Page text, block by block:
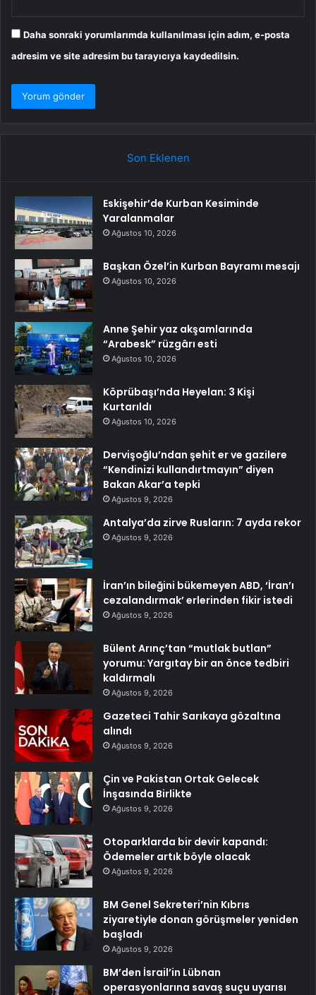
Daha sonraki yorumlarımda kullanılması için adım, e-posta
adresim ve site adresim bu tarayıcıya kaydedilsin.
Son Eklenen
Eskişehir’de Kurban Kesiminde
Yaralanmalar
Ağustos 10, 2026
Başkan Özel’in Kurban Bayramı mesajı
Ağustos 10, 2026
Anne Şehir yaz akşamlarında
“Arabesk” rüzgârı esti
Ağustos 10, 2026
Köprübaşı’nda Heyelan: 3 Kişi
Kurtarıldı
Ağustos 10, 2026
Dervişoğlu’ndan şehit er ve gazilere
“Kendinizi kullandırtmayın” diyen
Bakan Akar’a tepki
Ağustos 9, 2026
Antalya’da zirve Rusların: 7 ayda rekor
Ağustos 9, 2026
İran’ın bileğini bükemeyen ABD, ‘İran’ı
cezalandırmak’ erlerinden fikir istedi
Ağustos 9, 2026
Bülent Arınç’tan “mutlak butlan”
yorumu: Yargıtay bir an önce tedbiri
kaldırmalı
Ağustos 9, 2026
Gazeteci Tahir Sarıkaya gözaltına
alındı
Ağustos 9, 2026
Çin ve Pakistan Ortak Gelecek
İnşasında Birlikte
Ağustos 9, 2026
Otoparklarda bir devir kapandı:
Ödemeler artık böyle olacak
Ağustos 9, 2026
BM Genel Sekreteri’nin Kıbrıs
ziyaretiyle donan görüşmeler yeniden
başladı
Ağustos 9, 2026
BM’den İsrail’in Lübnan
operasyonlarına savaş suçu uyarısı